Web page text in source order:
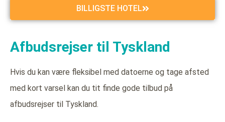
BILLIGSTE HOTEL
Afbudsrejser til Tyskland
Hvis du kan være fleksibel med datoerne og tage afsted
med kort varsel kan du tit finde gode tilbud på
afbudsrejser til Tyskland.